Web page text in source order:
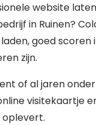
website
in Ruinen?
goed scoren
zijn.
of al jaren
visitekaartje